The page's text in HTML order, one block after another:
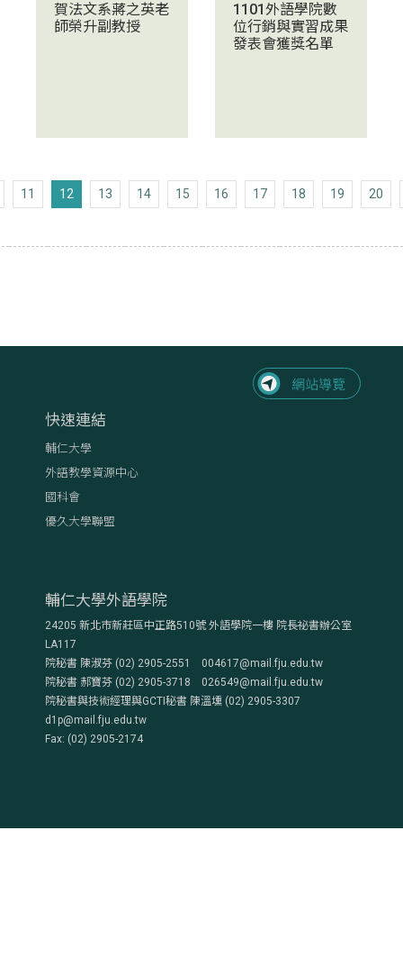
賀法文系蔣之英老
師榮升副教授
1101外語學院數
位行銷與實習成果
發表會獲獎名單
十頁
11 12 13 14 15 16 17 18 19 20
快速連結
輔仁大學
外語教學資源中心
國科會
優久大學聯盟
輔仁大學外語學院
24205 新北市新莊區中正路510號 外語學院一樓 院長祕書辦公室
LA117
院秘書 陳淑芬 (02) 2905-2551 004617@mail.fju.edu.tw
院秘書 郝寶芬 (02) 2905-3718 026549@mail.fju.edu.tw
院秘書與技術經理與GCTI秘書 陳溫壎 (02) 2905-3307
d1p@mail.fju.edu.tw
Fax: (02) 2905-2174